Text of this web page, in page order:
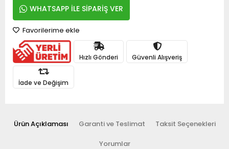
WHATSAPP İLE SİPARİŞ VER
Favorilerime ekle
Hızlı Gönderi Güvenli Alışveriş
İade ve Değişim
Ürün Açıklaması Garanti ve Teslimat Taksit Seçenekleri
Yorumlar